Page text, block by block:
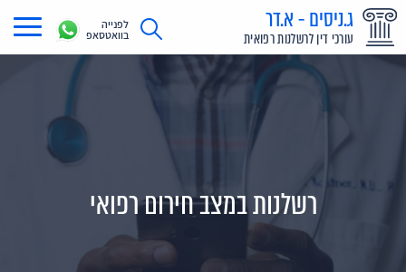
ג.ניסים - א.דר
עורכי דין לרשלנות רפואית
תחומי עיסוק
תביעות בתקשורת
לפנייה
בוואטסאפ
רשלנות במצב חירום רפואי